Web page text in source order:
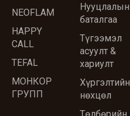
NEOFLAM
HAPPY
CALL
TEFAL
МОНКОР
ГРУПП
Нууцлалын
баталгаа
Түгээмэл
асуулт &
хариулт
Хүргэлтийн
нөхцөл